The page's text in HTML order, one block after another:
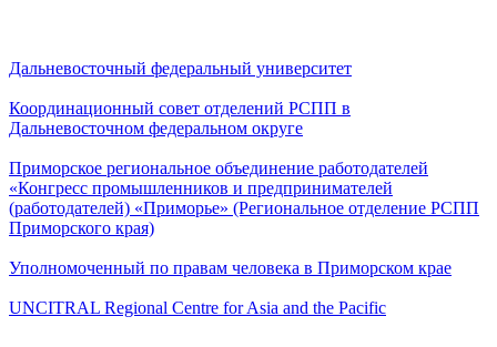
Дальневосточный федеральный университет
Координационный совет отделений РСПП в
Дальневосточном федеральном округе
Приморское региональное объединение работодателей
«Конгресс промышленников и предпринимателей
(работодателей) «Приморье» (Региональное отделение РСПП
Приморского края)
Уполномоченный по правам человека в Приморском крае
UNCITRAL Regional Centre for Asia and the Pacific